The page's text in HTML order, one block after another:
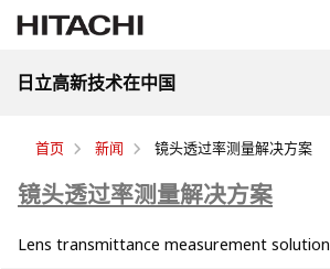
日立高新技术在中国
首页 新闻 镜头透过率测量解决方案
镜头透过率测量解决方案
Lens transmittance measurement solution